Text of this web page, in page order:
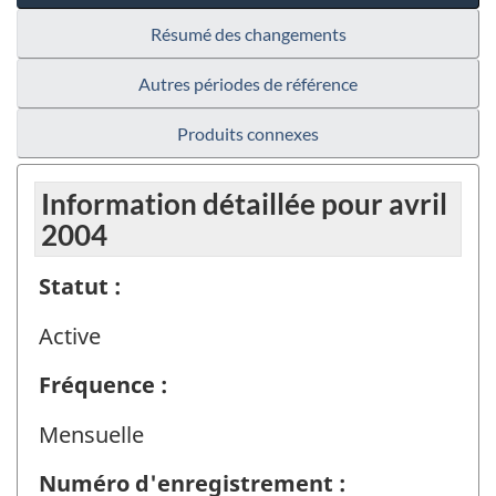
Résumé des changements
Autres périodes de référence
Produits connexes
Information détaillée pour avril
2004
Statut :
Active
Fréquence :
Mensuelle
Numéro d'enregistrement :